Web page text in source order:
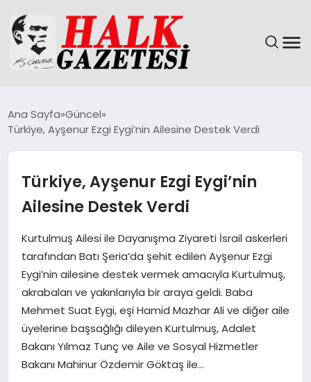
DÜNYA
EĞITIM
EKONOMI
SAĞLIK
Ana Sayfa Güncel
Türkiye, Ayşenur Ezgi Eygi’nin Ailesine Destek Verdi
Türkiye, Ayşenur Ezgi Eygi’nin
Ailesine Destek Verdi
Kurtulmuş Ailesi ile Dayanışma Ziyareti İsrail askerleri
tarafından Batı Şeria’da şehit edilen Ayşenur Ezgi
Eygi’nin ailesine destek vermek amacıyla Kurtulmuş,
akrabaları ve yakınlarıyla bir araya geldi. Baba
Mehmet Suat Eygi, eşi Hamid Mazhar Ali ve diğer aile
üyelerine başsağlığı dileyen Kurtulmuş, Adalet
Bakanı Yılmaz Tunç ve Aile ve Sosyal Hizmetler
Bakanı Mahinur Özdemir Göktaş ile…